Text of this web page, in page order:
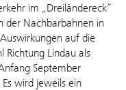
im „Dreiländereck“
der Nachbarbahnen in
auf die
Richtung Lindau als
September
wird jeweils ein